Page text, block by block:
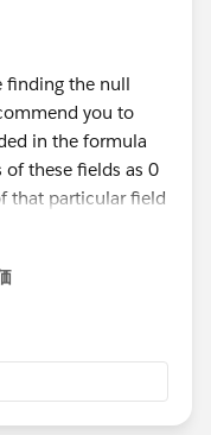
finding the null
you to
in the formula
these fields as 0
that particular field
same during the